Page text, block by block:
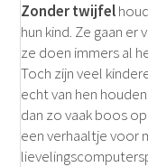
Zonder twijfel
hun kind. Ze gaan
ze doen immers al
Toch zijn veel
echt van hen
dan zo vaak boos
een verhaaltje voor